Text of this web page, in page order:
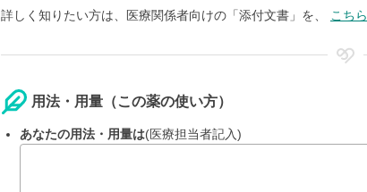
詳しく知りたい方は、医療関係者向けの「添付文書」を、
こちら
用法・用量（この薬の使い方）
あなたの用法・用量は(医療担当者記入)